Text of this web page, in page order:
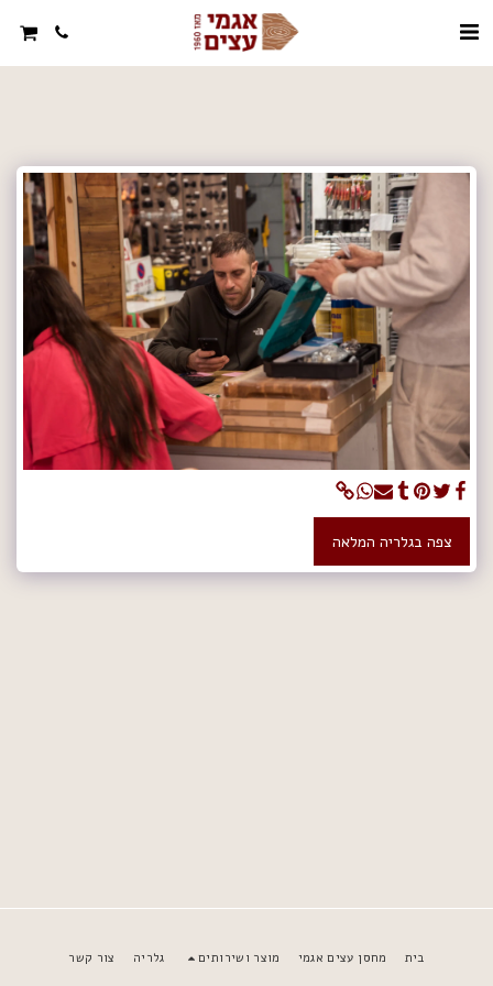
צפה בגלריה המלאה
בית מחסן עצים אגמי מוצר ושירותים גלריה צור קשר